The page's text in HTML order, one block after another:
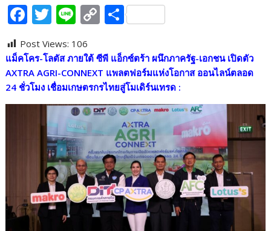
F
ac
e
b
o
o
T
w
itt
er
Li
n
e
C
o
p
y
Li
n
k
S
h
ar
e
Post Views: 106
แม็คโคร-โลตัส ภายใต้ ซีพี แอ็กซ์ตร้า ผนึกภาครัฐ-เอกชน เปิดตัว
AXTRA AGRI-CONNEXT แพลตฟอร์มแห่งโอกาส ออนไลน์ตลอด
24 ชั่วโมง เชื่อมเกษตรกรไทยสู่โมเดิร์นเทรด :